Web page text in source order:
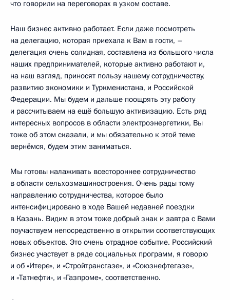
что говорили на переговорах в узком составе.
Наш бизнес активно работает. Если даже посмотреть
на делегацию, которая приехала к Вам в гости, –
делегация очень солидная, составлена из большого числа
наших предпринимателей, которые активно работают и,
на наш взгляд, приносят пользу нашему сотрудничеству,
развитию экономики и Туркменистана, и Российской
Федерации. Мы будем и дальше поощрять эту работу
и рассчитываем на ещё большую активизацию. Есть ряд
интересных вопросов в области электроэнергетики, Вы
тоже об этом сказали, и мы обязательно к этой теме
вернёмся, будем этим заниматься.
Мы готовы налаживать всестороннее сотрудничество
в области сельхозмашиностроения. Очень рады тому
направлению сотрудничества, которое было
интенсифицировано в ходе Вашей недавней поездки
в Казань. Видим в этом тоже добрый знак и завтра с Вами
поучаствуем непосредственно в открытии соответствующих
новых объектов. Это очень отрадное событие. Российский
бизнес участвует в ряде социальных программ, я говорю
и об «Итере», и «Стройтрансгазе», и «Союзнефтегазе»,
и «Татнефти», и «Газпроме», соответственно.